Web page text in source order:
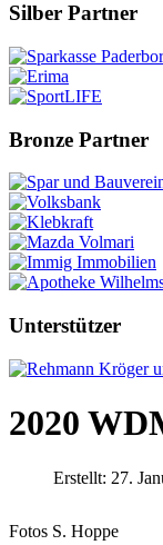
Silber Partner
Bronze Partner
Unterstützer
2020
Erstellt: 27.
Fotos S. Hoppe